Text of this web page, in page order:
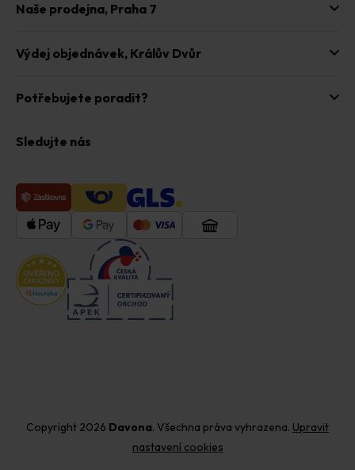
Naše prodejna, Praha 7
Výdej objednávek, Králův Dvůr
Potřebujete poradit?
Sledujte nás
Copyright 2026 Davona. Všechna práva vyhrazena. Upravit
nastavení cookies